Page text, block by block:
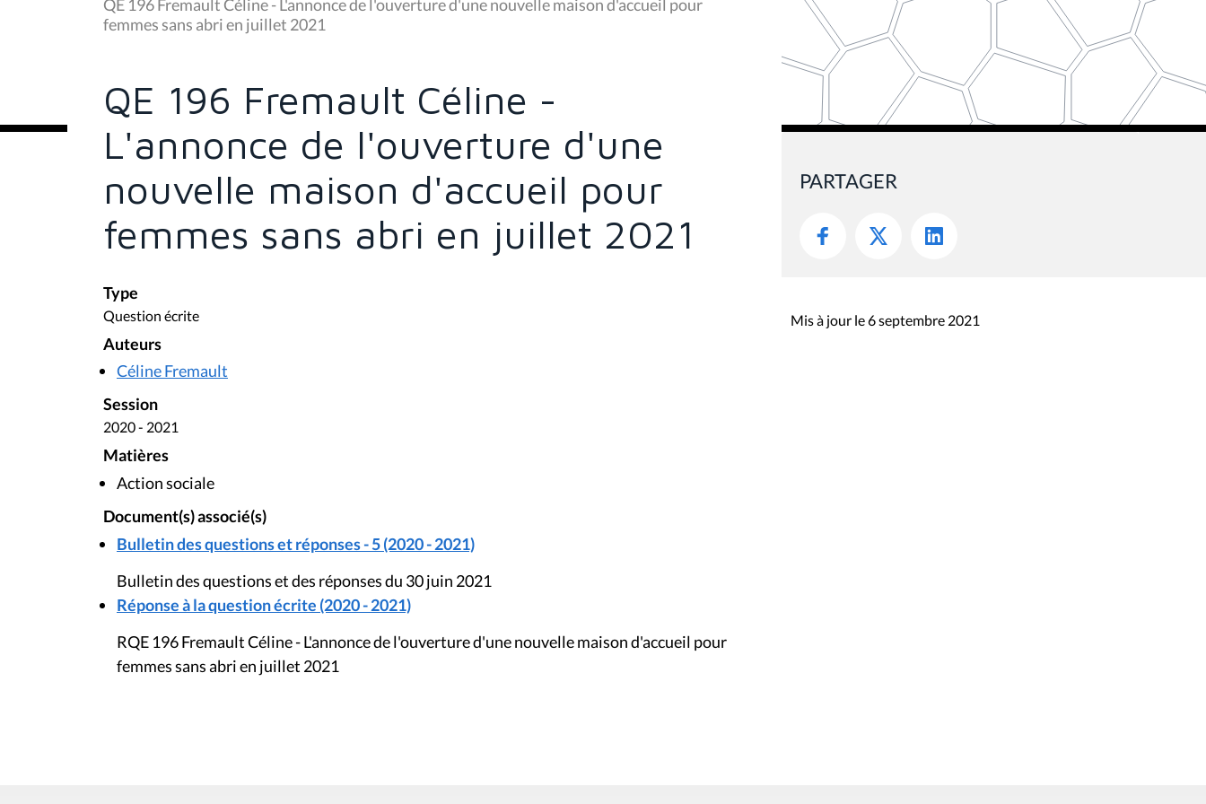
s
ê
c
QE 196 Fremault Céline - L'annonce de l'ouverture d'une nouvelle maison d'accueil pour
femmes sans abri en juillet 2021
QE 196 Fremault Céline -
L'annonce de l'ouverture d'une
nouvelle maison d'accueil pour
femmes sans abri en juillet 2021
Type
Question écrite
Auteurs
Céline Fremault
Session
2020 - 2021
Matières
Action sociale
Document(s) associé(s)
Bulletin des questions et réponses - 5 (2020 - 2021)
Bulletin des questions et des réponses du 30 juin 2021
Réponse à la question écrite (2020 - 2021)
RQE 196 Fremault Céline - L'annonce de l'ouverture d'une nouvelle maison d'accueil pour
femmes sans abri en juillet 2021
PARTAGER
Mis à jour le 6 septembre 2021